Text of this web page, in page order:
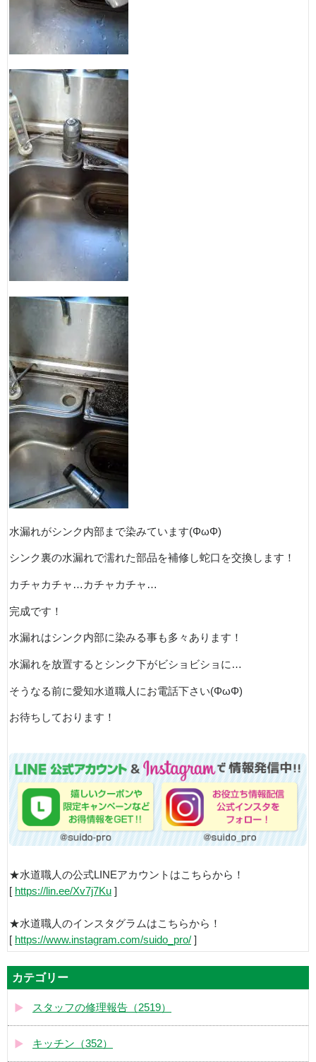
水漏れがシンク内部まで染みています(ΦωΦ)
シンク裏の水漏れで濡れた部品を補修し蛇口を交換します！
カチャカチャ…カチャカチャ…
完成です！
水漏れはシンク内部に染みる事も多々あります！
水漏れを放置するとシンク下がビショビショに…
そうなる前に愛知水道職人にお電話下さい(ΦωΦ)
お待ちしております！
★水道職人の公式LINEアカウントはこちらから！
[ https://lin.ee/Xv7j7Ku ]
★水道職人のインスタグラムはこちらから！
[ https://www.instagram.com/suido_pro/ ]
カテゴリー
スタッフの修理報告（2519）
キッチン（352）